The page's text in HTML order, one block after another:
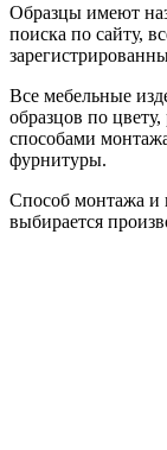
Образцы имеют
поиска по сайту,
Все мебельные
образцов по
способами
фурнитуры.
Способ монтажа и
выбирается